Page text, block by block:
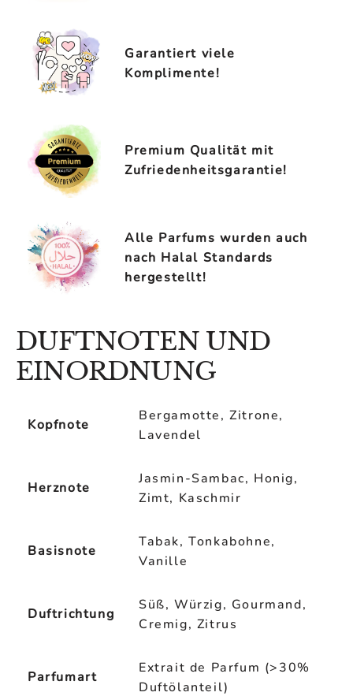
Garantiert viele
Komplimente!
Premium Qualität mit
Zufriedenheitsgarantie!
Alle Parfums wurden auch
nach Halal Standards
hergestellt!
DUFTNOTEN UND
EINORDNUNG
Kopfnote
Bergamotte, Zitrone,
Lavendel
Herznote
Jasmin-Sambac, Honig,
Zimt, Kaschmir
Basisnote
Tabak, Tonkabohne,
Vanille
Duftrichtung
Süß, Würzig, Gourmand,
Cremig, Zitrus
Parfumart
Extrait de Parfum (>30%
Duftölanteil)